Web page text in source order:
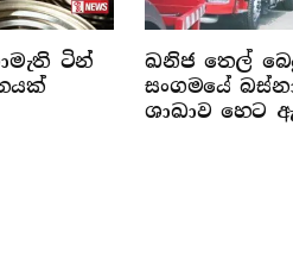
ටින්
ඛනිජ තෙල්
සංගමයේ
ශාඛාව හෙට